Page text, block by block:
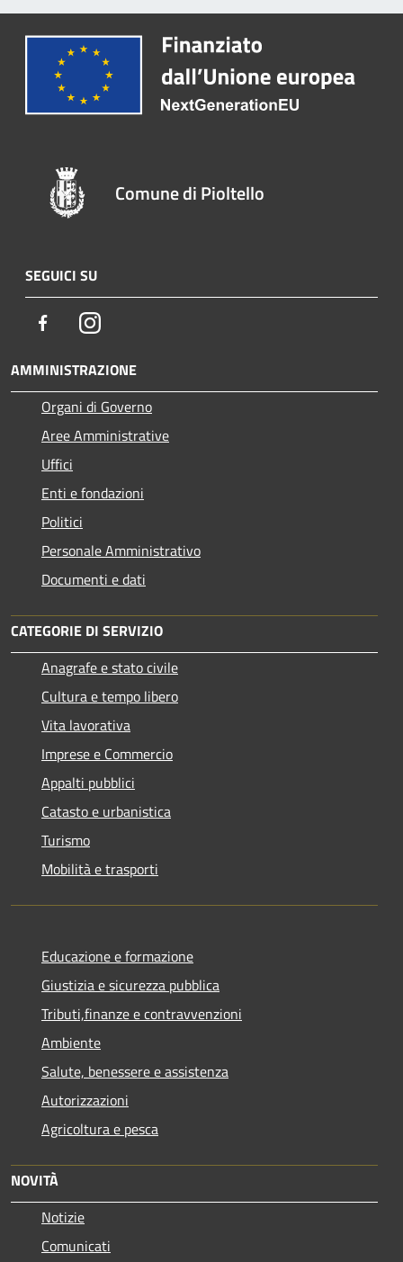
Comune di Pioltello
SEGUICI SU
FacebookInstagram
AMMINISTRAZIONE
Organi di Governo
Aree Amministrative
Uffici
Enti e fondazioni
Politici
Personale Amministrativo
Documenti e dati
CATEGORIE DI SERVIZIO
Anagrafe e stato civile
Cultura e tempo libero
Vita lavorativa
Imprese e Commercio
Appalti pubblici
Catasto e urbanistica
Turismo
Mobilità e trasporti
Educazione e formazione
Giustizia e sicurezza pubblica
Tributi,finanze e contravvenzioni
Ambiente
Salute, benessere e assistenza
Autorizzazioni
Agricoltura e pesca
NOVITÀ
Notizie
Comunicati